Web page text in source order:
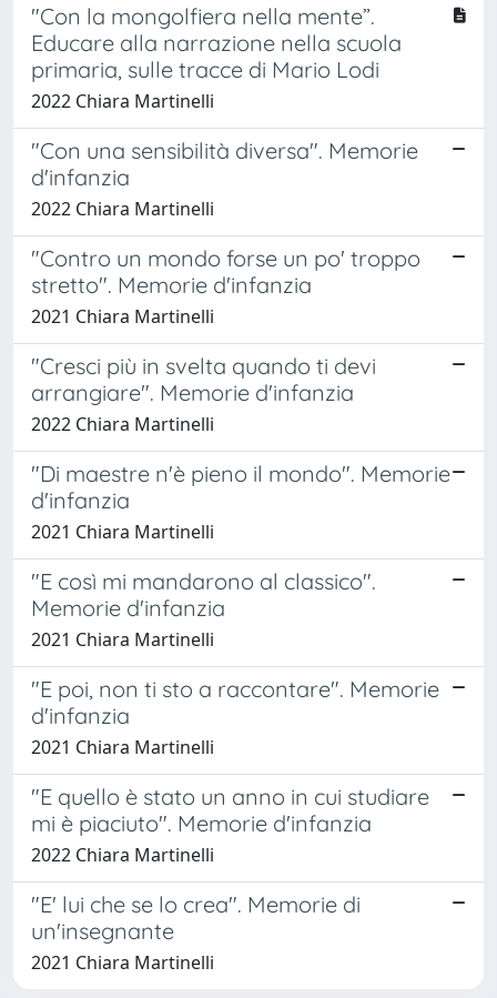
"Con la mongolfiera nella mente”.
Educare alla narrazione nella scuola
primaria, sulle tracce di Mario Lodi
2022 Chiara Martinelli
"Con una sensibilità diversa". Memorie
d'infanzia
2022 Chiara Martinelli
"Contro un mondo forse un po' troppo
stretto". Memorie d'infanzia
2021 Chiara Martinelli
"Cresci più in svelta quando ti devi
arrangiare". Memorie d'infanzia
2022 Chiara Martinelli
"Di maestre n'è pieno il mondo". Memorie
d'infanzia
2021 Chiara Martinelli
"E così mi mandarono al classico".
Memorie d'infanzia
2021 Chiara Martinelli
"E poi, non ti sto a raccontare". Memorie
d'infanzia
2021 Chiara Martinelli
"E quello è stato un anno in cui studiare
mi è piaciuto". Memorie d'infanzia
2022 Chiara Martinelli
"E' lui che se lo crea". Memorie di
un'insegnante
2021 Chiara Martinelli